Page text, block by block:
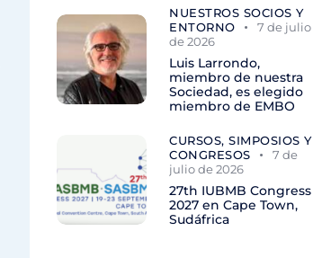
NUESTROS SOCIOS Y
ENTORNO
7 de julio
de 2026
Luis Larrondo,
miembro de nuestra
Sociedad, es elegido
miembro de EMBO
CURSOS, SIMPOSIOS Y
CONGRESOS
7 de
julio de 2026
27th IUBMB Congress
2027 en Cape Town,
Sudáfrica